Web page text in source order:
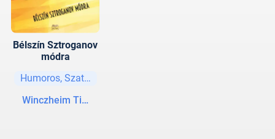
Bélszín Sztroganov
módra
Humoros, Szatíra
Winczheim Tibor